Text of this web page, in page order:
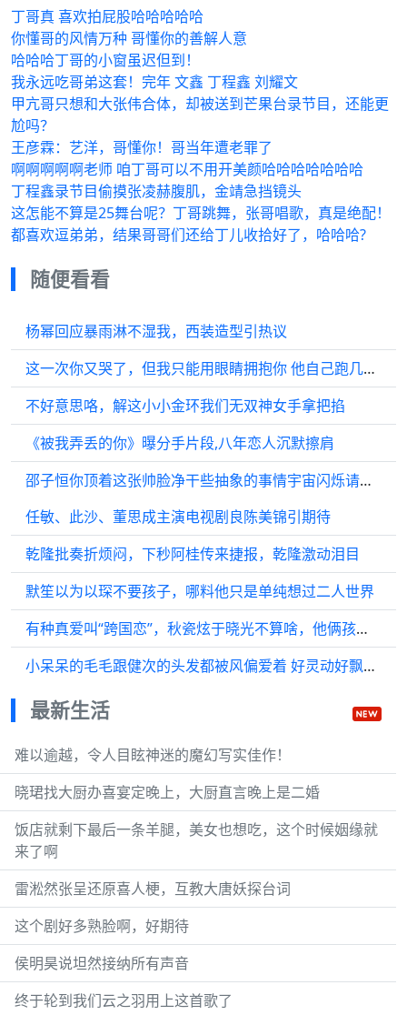
丁哥真 喜欢拍屁股哈哈哈哈哈
你懂哥的风情万种 哥懂你的善解人意
哈哈哈丁哥的小窗虽迟但到！
我永远吃哥弟这套！完年 文鑫 丁程鑫 刘耀文
甲亢哥只想和大张伟合体，却被送到芒果台录节目，还能更
尬吗？
王彦霖：艺洋，哥懂你！哥当年遭老罪了
啊啊啊啊啊老师 咱丁哥可以不用开美颜哈哈哈哈哈哈哈
丁程鑫录节目偷摸张凌赫腹肌，金靖急挡镜头
这怎能不算是25舞台呢？丁哥跳舞，张哥唱歌，真是绝配！
都喜欢逗弟弟，结果哥哥们还给丁儿收拾好了，哈哈哈?
随便看看
杨幂回应暴雨淋不湿我，西装造型引热议
这一次你又哭了，但我只能用眼睛拥抱你 他自己跑几千米却心疼孟姐跑了五百米
不好意思咯，解这小小金环我们无双神女手拿把掐
《被我弄丢的你》曝分手片段,八年恋人沉默擦肩
邵子恒你顶着这张帅脸净干些抽象的事情宇宙闪烁请注意微博VC计划微博VC计划
任敏、此沙、董思成主演电视剧良陈美锦引期待
乾隆批奏折烦闷，下秒阿桂传来捷报，乾隆激动泪目
默笙以为以琛不要孩子，哪料他只是单纯想过二人世界
有种真爱叫“跨国恋”，秋瓷炫于晓光不算啥，他俩孩子是三国混血
小呆呆的毛毛跟健次的头发都被风偏爱着 好灵动好飘逸好有氛围感
最新生活
难以逾越，令人目眩神迷的魔幻写实佳作！
晓珺找大厨办喜宴定晚上，大厨直言晚上是二婚
饭店就剩下最后一条羊腿，美女也想吃，这个时候姻缘就
来了啊
雷淞然张呈还原喜人梗，互教大唐妖探台词
这个剧好多熟脸啊，好期待
侯明昊说坦然接纳所有声音
终于轮到我们云之羽用上这首歌了